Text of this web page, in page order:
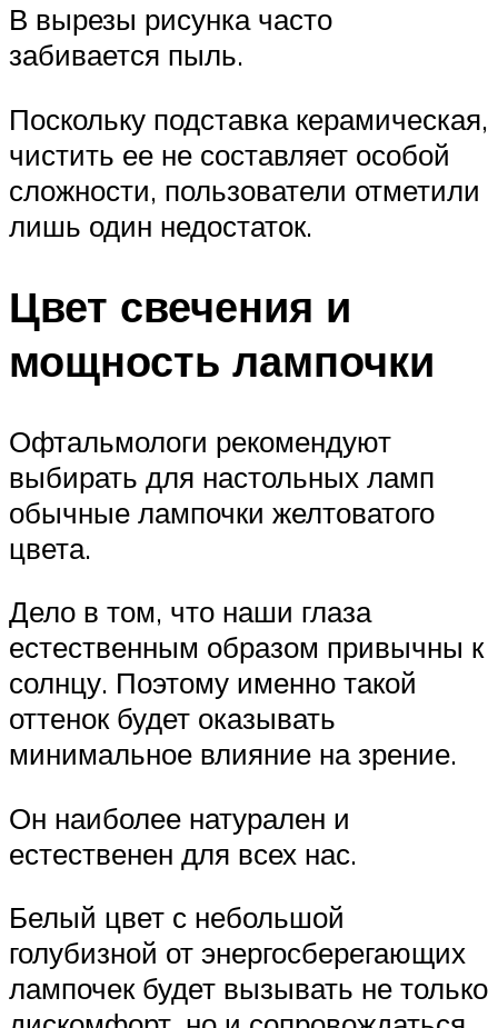
В вырезы рисунка часто
забивается пыль.
Поскольку подставка керамическая,
чистить ее не составляет особой
сложности, пользователи отметили
лишь один недостаток.
Цвет свечения и
мощность лампочки
Офтальмологи рекомендуют
выбирать для настольных ламп
обычные лампочки желтоватого
цвета.
Дело в том, что наши глаза
естественным образом привычны к
солнцу. Поэтому именно такой
оттенок будет оказывать
минимальное влияние на зрение.
Он наиболее натурален и
естественен для всех нас.
Белый цвет с небольшой
голубизной от энергосберегающих
лампочек будет вызывать не только